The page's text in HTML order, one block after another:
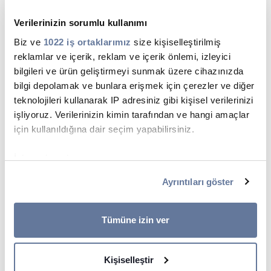
Verilerinizin sorumlu kullanımı
Biz ve 1022 iş ortaklarımız size kişiselleştirilmiş
reklamlar ve içerik, reklam ve içerik önlemi, izleyici
bilgileri ve ürün geliştirmeyi sunmak üzere cihazınızda
bilgi depolamak ve bunlara erişmek için çerezler ve diğer
teknolojileri kullanarak IP adresiniz gibi kişisel verilerinizi
işliyoruz. Verilerinizin kimin tarafından ve hangi amaçlar
için kullanıldığına dair seçim yapabilirsiniz.
İzin verirseniz, ayrıca:
konumunuzla ilgili bilgileri toplamak istiyoruz
Cihazınızı belirli özellikler (parmak izleri) için aktif
bir şekilde tarayarak tanımlamak istiyoruz
Ayrıntılar kısmında
Rızanızı dilediğiniz zaman Çerez Beyanı kısmından
Ayrıntıları göster
Tümüne izin ver
Kişiselleştir
Asansör ve Pist Aydınlatma Kabloları
SAYFAYA GIT